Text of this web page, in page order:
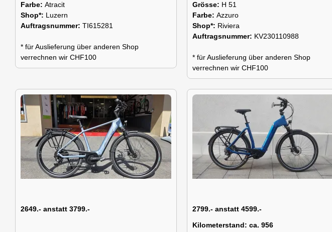
Farbe: Atracit
Shop*: Luzern
Auftragsnummer: TI615281
* für Auslieferung über anderen Shop
verrechnen wir CHF100
Grösse: H 51
Farbe: Azzuro
Shop*: Riviera
Auftragsnummer: KV230110988
* für Auslieferung über anderen Shop
verrechnen wir CHF100
2649.- anstatt 3799.-
2799.- anstatt 4599.-
Kilometerstand: ca. 956